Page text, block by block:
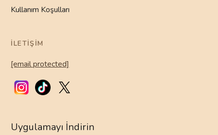
Kullanım Koşulları
İLETIŞIM
[email protected]
Uygulamayı İndirin